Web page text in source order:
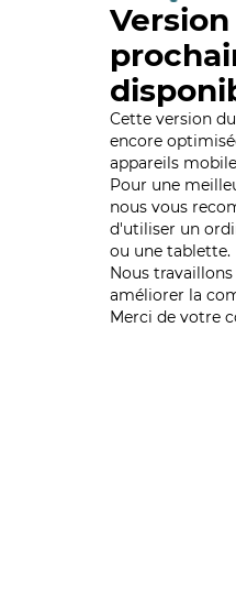
Cette version
encore
appareils
Pour une
nous vous
d'utiliser un
ou une tablette.
Nous
améliorer la
Merci de votre